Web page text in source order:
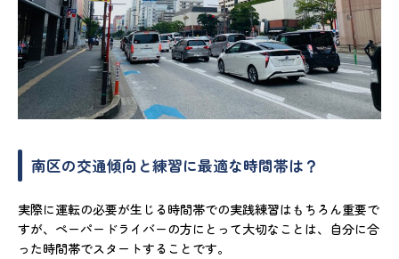
南区の交通傾向と練習に最適な時間帯は？
実際に運転の必要が生じる時間帯での実践練習はもちろん重要で
すが、ペーパードライバーの方にとって大切なことは、自分に合
った時間帯でスタートすることです。